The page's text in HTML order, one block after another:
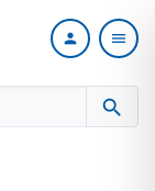
search
person menu